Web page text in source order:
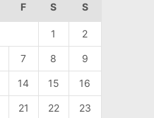
F S S
1 2
7 8 9
14 15 16
21 22 23